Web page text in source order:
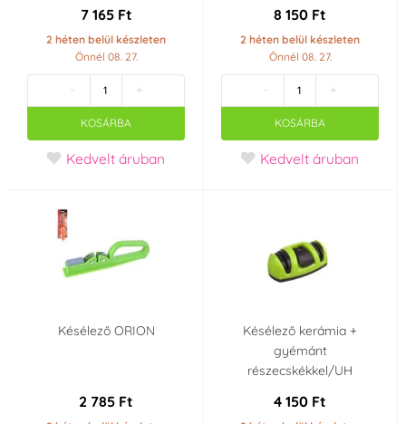
7 165 Ft
2 héten belül készleten
Önnél 08. 27.
- +
KOSÁRBA
Kedvelt áruban
8 150 Ft
2 héten belül készleten
Önnél 08. 27.
- +
KOSÁRBA
Kedvelt áruban
Késélező ORION
2 785 Ft
Késélező kerámia +
gyémánt
részecskékkel/UH
4 150 Ft